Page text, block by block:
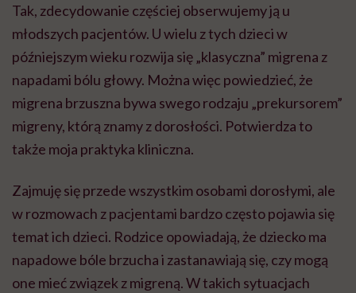
Tak, zdecydowanie częściej obserwujemy ją u
młodszych pacjentów. U wielu z tych dzieci w
późniejszym wieku rozwija się „klasyczna” migrena z
napadami bólu głowy. Można więc powiedzieć, że
migrena brzuszna bywa swego rodzaju „prekursorem”
migreny, którą znamy z dorosłości. Potwierdza to
także moja praktyka kliniczna.
Zajmuję się przede wszystkim osobami dorosłymi, ale
w rozmowach z pacjentami bardzo często pojawia się
temat ich dzieci. Rodzice opowiadają, że dziecko ma
napadowe bóle brzucha i zastanawiają się, czy mogą
one mieć związek z migreną. W takich sytuacjach